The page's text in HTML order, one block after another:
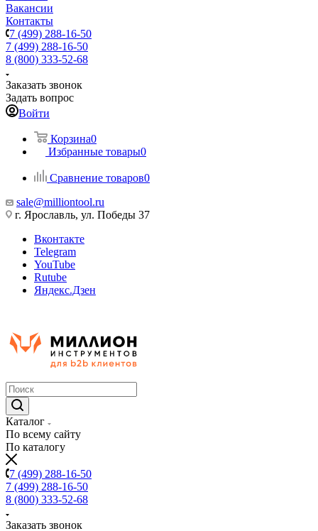
Вакансии
Контакты
7 (499) 288-16-50
7 (499) 288-16-50
8 (800) 333-52-68
Заказать звонок
Задать вопрос
Войти
Корзина0
Избранные товары0
Сравнение товаров0
sale@milliontool.ru
г. Ярославль, ул. Победы 37
Вконтакте
Telegram
YouTube
Rutube
Яндекс.Дзен
Каталог
По всему сайту
По каталогу
7 (499) 288-16-50
7 (499) 288-16-50
8 (800) 333-52-68
Заказать звонок